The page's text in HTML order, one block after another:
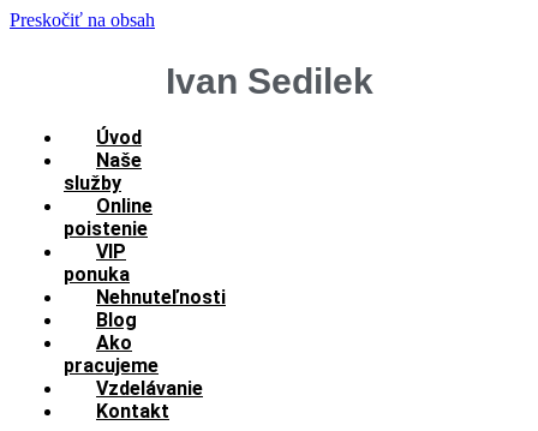
Preskočiť na obsah
Ivan Sedilek
Úvod
Naše
služby
Online
poistenie
VIP
ponuka
Nehnuteľnosti
Blog
Ako
pracujeme
Vzdelávanie
Kontakt